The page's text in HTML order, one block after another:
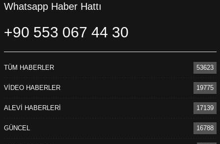
Whatsapp Haber Hattı
+90 553 067 44 30
TÜM HABERLER 53623
VİDEO HABERLER 19775
ALEVİ HABERLERİ 17139
GÜNCEL 16788